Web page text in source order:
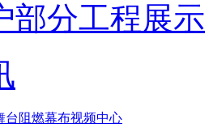
部分工程展示
台阻燃幕布视频中心